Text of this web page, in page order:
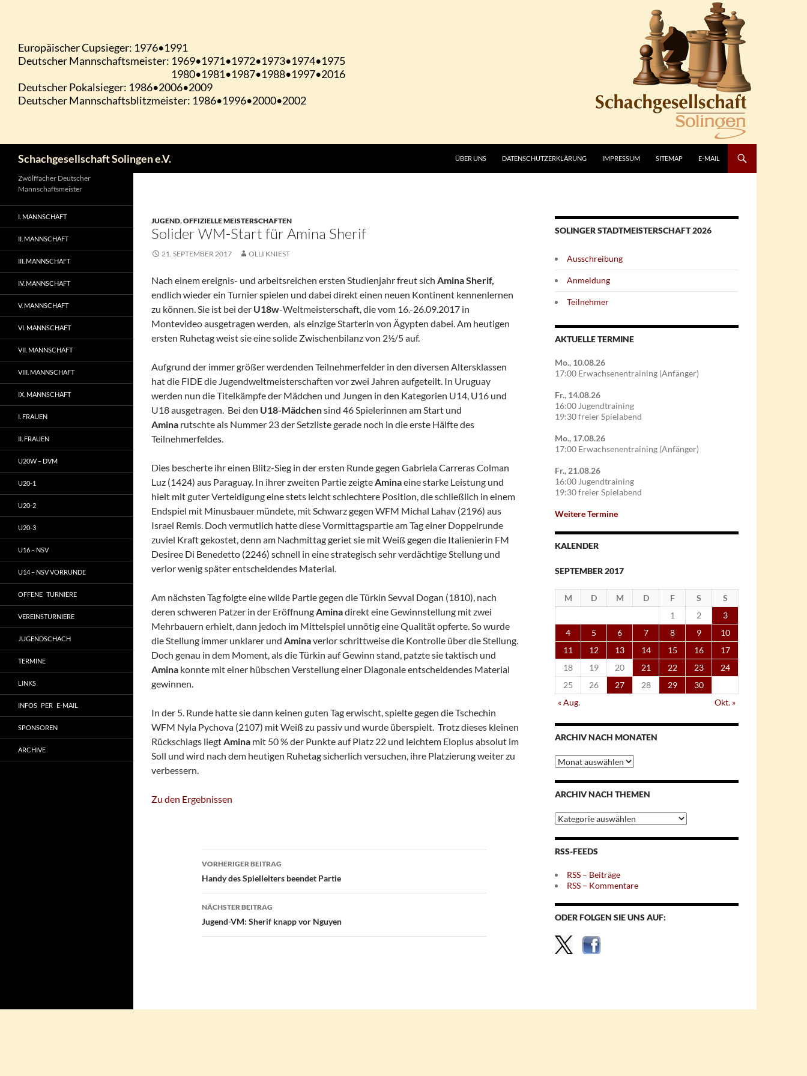
Schachgesellschaft Solingen e.V. ÜBER UNS DATENSCHUTZERKLÄRUNG IMPRESSUM SITEMAP E-MAIL
JUGEND,OFFIZIELLE MEISTERSCHAFTEN
Solider WM-Start für Amina Sherif
21. SEPTEMBER 2017 OLLI KNIEST
Nach einem ereignis- und arbeitsreichen ersten Studienjahr freut sich Amina Sherif,
endlich wieder ein Turnier spielen und dabei direkt einen neuen Kontinent kennenlernen
zu können. Sie ist bei der U18w-Weltmeisterschaft, die vom 16.-26.09.2017 in
Montevideo ausgetragen werden, als einzige Starterin von Ägypten dabei. Am heutigen
ersten Ruhetag weist sie eine solide Zwischenbilanz von 2½/5 auf.
Aufgrund der immer größer werdenden Teilnehmerfelder in den diversen Altersklassen
hat die FIDE die Jugendweltmeisterschaften vor zwei Jahren aufgeteilt. In Uruguay
werden nun die Titelkämpfe der Mädchen und Jungen in den Kategorien U14, U16 und
U18 ausgetragen. Bei den U18-Mädchensind 46 Spielerinnen am Start und
Amina rutschte als Nummer 23 der Setzliste gerade noch in die erste Hälfte des
Teilnehmerfeldes.
Dies bescherte ihr einen Blitz-Sieg in der ersten Runde gegen Gabriela Carreras Colman
Luz (1424) aus Paraguay. In ihrer zweiten Partie zeigteAminaeine starke Leistung und
hielt mit guter Verteidigung eine stets leicht schlechtere Position, die schließlich in einem
Endspiel mit Minusbauer mündete, mit Schwarz gegen WFM Michal Lahav (2196) aus
Israel Remis. Doch vermutlich hatte diese Vormittagspartie am Tag einer Doppelrunde
zuviel Kraft gekostet, denn am Nachmittag geriet sie mit Weiß gegen die Italienierin FM
Desiree Di Benedetto (2246) schnell in eine strategisch sehr verdächtige Stellung und
verlor wenig später entscheidendes Material.
Am nächsten Tag folgte eine wilde Partie gegen die Türkin Sevval Dogan (1810), nach
deren schweren Patzer in der EröffnungAminadirekt eine Gewinnstellung mit zwei
Mehrbauern erhielt, dann jedoch im Mittelspiel unnötig eine Qualität opferte. So wurde
die Stellung immer unklarer und Aminaverlor schrittweise die Kontrolle über die Stellung.
Doch genau in dem Moment, als die Türkin auf Gewinn stand, patzte sie taktisch und
Amina konnte mit einer hübschen Verstellung einer Diagonale entscheidendes Material
gewinnen.
In der 5. Runde hatte sie dann keinen guten Tag erwischt, spielte gegen die Tschechin
WFM Nyla Pychova (2107) mit Weiß zu passiv und wurde überspielt. Trotz dieses kleinen
Rückschlags liegtAmina mit 50 % der Punkte auf Platz 22 und leichtem Eloplus absolut im
Soll und wird nach dem heutigen Ruhetag sicherlich versuchen, ihre Platzierung weiter zu
verbessern.
Zu den Ergebnissen
Beitragsnavigation
VORHERIGER BEITRAG
Handy des Spielleiters beendet Partie
NÄCHSTER BEITRAG
Jugend-VM: Sherif knapp vor Nguyen
SOLINGER STADTMEISTERSCHAFT 2026
Ausschreibung
Anmeldung
Teilnehmer
AKTUELLE TERMINE
Mo., 10.08.26
17:00 Erwachsenentraining (Anfänger)
Fr., 14.08.26
16:00 Jugendtraining
19:30 freier Spielabend
Mo., 17.08.26
17:00 Erwachsenentraining (Anfänger)
Fr., 21.08.26
16:00 Jugendtraining
19:30 freier Spielabend
Weitere Termine
KALENDER
SEPTEMBER 2017
M D M D F S
S
1
2
3
4
5 6 7 8 9
10
11
12 13 14 15 16
17
18
19 20 21 22 23
24
25
26 27 28 29
30
« Aug.
Okt. »
ARCHIV NACH MONATEN
Archiv
nach
Monaten
ARCHIV NACH THEMEN
Archiv
nach
Themen
RSS-FEEDS
RSS – Beiträge
RSS – Kommentare
ODER FOLGEN SIE UNS AUF:
Zwölffacher Deutscher
Mannschaftsmeister
I. MANNSCHAFT
II. MANNSCHAFT
III. MANNSCHAFT
IV. MANNSCHAFT
V. MANNSCHAFT
VI. MANNSCHAFT
VII. MANNSCHAFT
VIII. MANNSCHAFT
IX. MANNSCHAFT
I. FRAUEN
II. FRAUEN
U20W – DVM
U20-1
U20-2
U20-3
U16 – NSV
U14 – NSV VORRUNDE
OFFENE TURNIERE
VEREINSTURNIERE
JUGENDSCHACH
TERMINE
LINKS
INFOS PER E-MAIL
SPONSOREN
ARCHIVE